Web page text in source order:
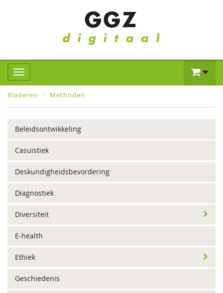
Bladeren Methoden
Beleidsontwikkeling
Casuïstiek
Deskundigheidsbevordering
Diagnostiek
Diversiteit
E-health
Ethiek
Geschiedenis